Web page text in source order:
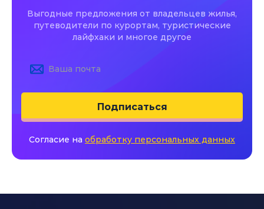
Выгодные предложения от владельцев жилья,
путеводители по курортам, туристические
лайфхаки и многое другое
Подписаться
Согласие на обработку персональных данных